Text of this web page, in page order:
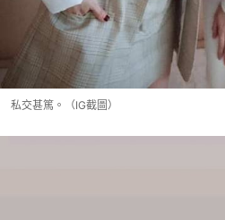
私交甚篤。（IG截圖）